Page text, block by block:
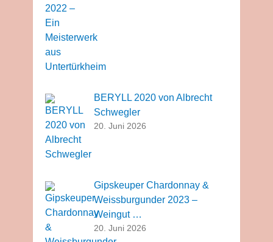
BERYLL 2020 von Albrecht
Schwegler
20. Juni 2026
Gipskeuper Chardonnay &
Weissburgunder 2023 –
Weingut …
20. Juni 2026